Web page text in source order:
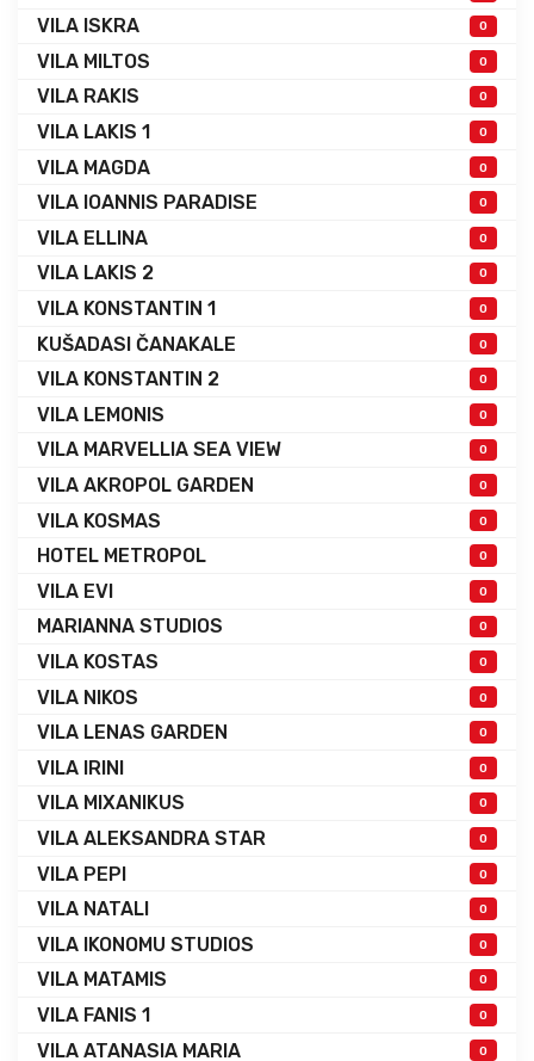
VILA ISKRA 0
VILA MILTOS 0
VILA RAKIS 0
VILA LAKIS 1 0
VILA MAGDA 0
VILA IOANNIS PARADISE 0
VILA ELLINA 0
VILA LAKIS 2 0
VILA KONSTANTIN 1 0
KUŠADASI ČANAKALE 0
VILA KONSTANTIN 2 0
VILA LEMONIS 0
VILA MARVELLIA SEA VIEW 0
VILA AKROPOL GARDEN 0
VILA KOSMAS 0
HOTEL METROPOL 0
VILA EVI 0
MARIANNA STUDIOS 0
VILA KOSTAS 0
VILA NIKOS 0
VILA LENAS GARDEN 0
VILA IRINI 0
VILA MIXANIKUS 0
VILA ALEKSANDRA STAR 0
VILA PEPI 0
VILA NATALI 0
VILA IKONOMU STUDIOS 0
VILA MATAMIS 0
VILA FANIS 1 0
VILA ATANASIA MARIA 0